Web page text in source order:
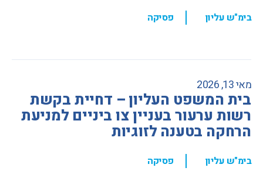
בימ"ש עליון , פסיקה
מאי 13, 2026
בית המשפט העליון – דחיית בקשת
רשות ערעור בעניין צו ביניים למניעת
הרחקה בטענה לזוגיות
בימ"ש עליון , פסיקה